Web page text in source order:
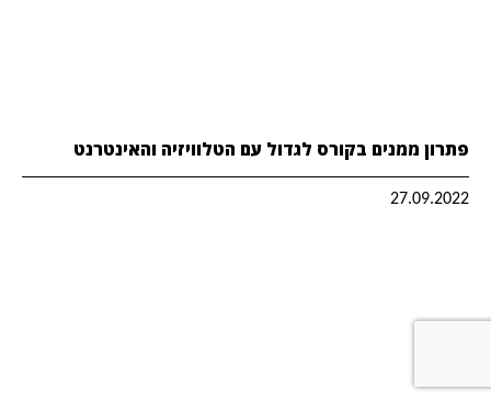
פתרון ממנים בקורס לגדול עם הטלוויזיה והאינטרנט
27.09.2022